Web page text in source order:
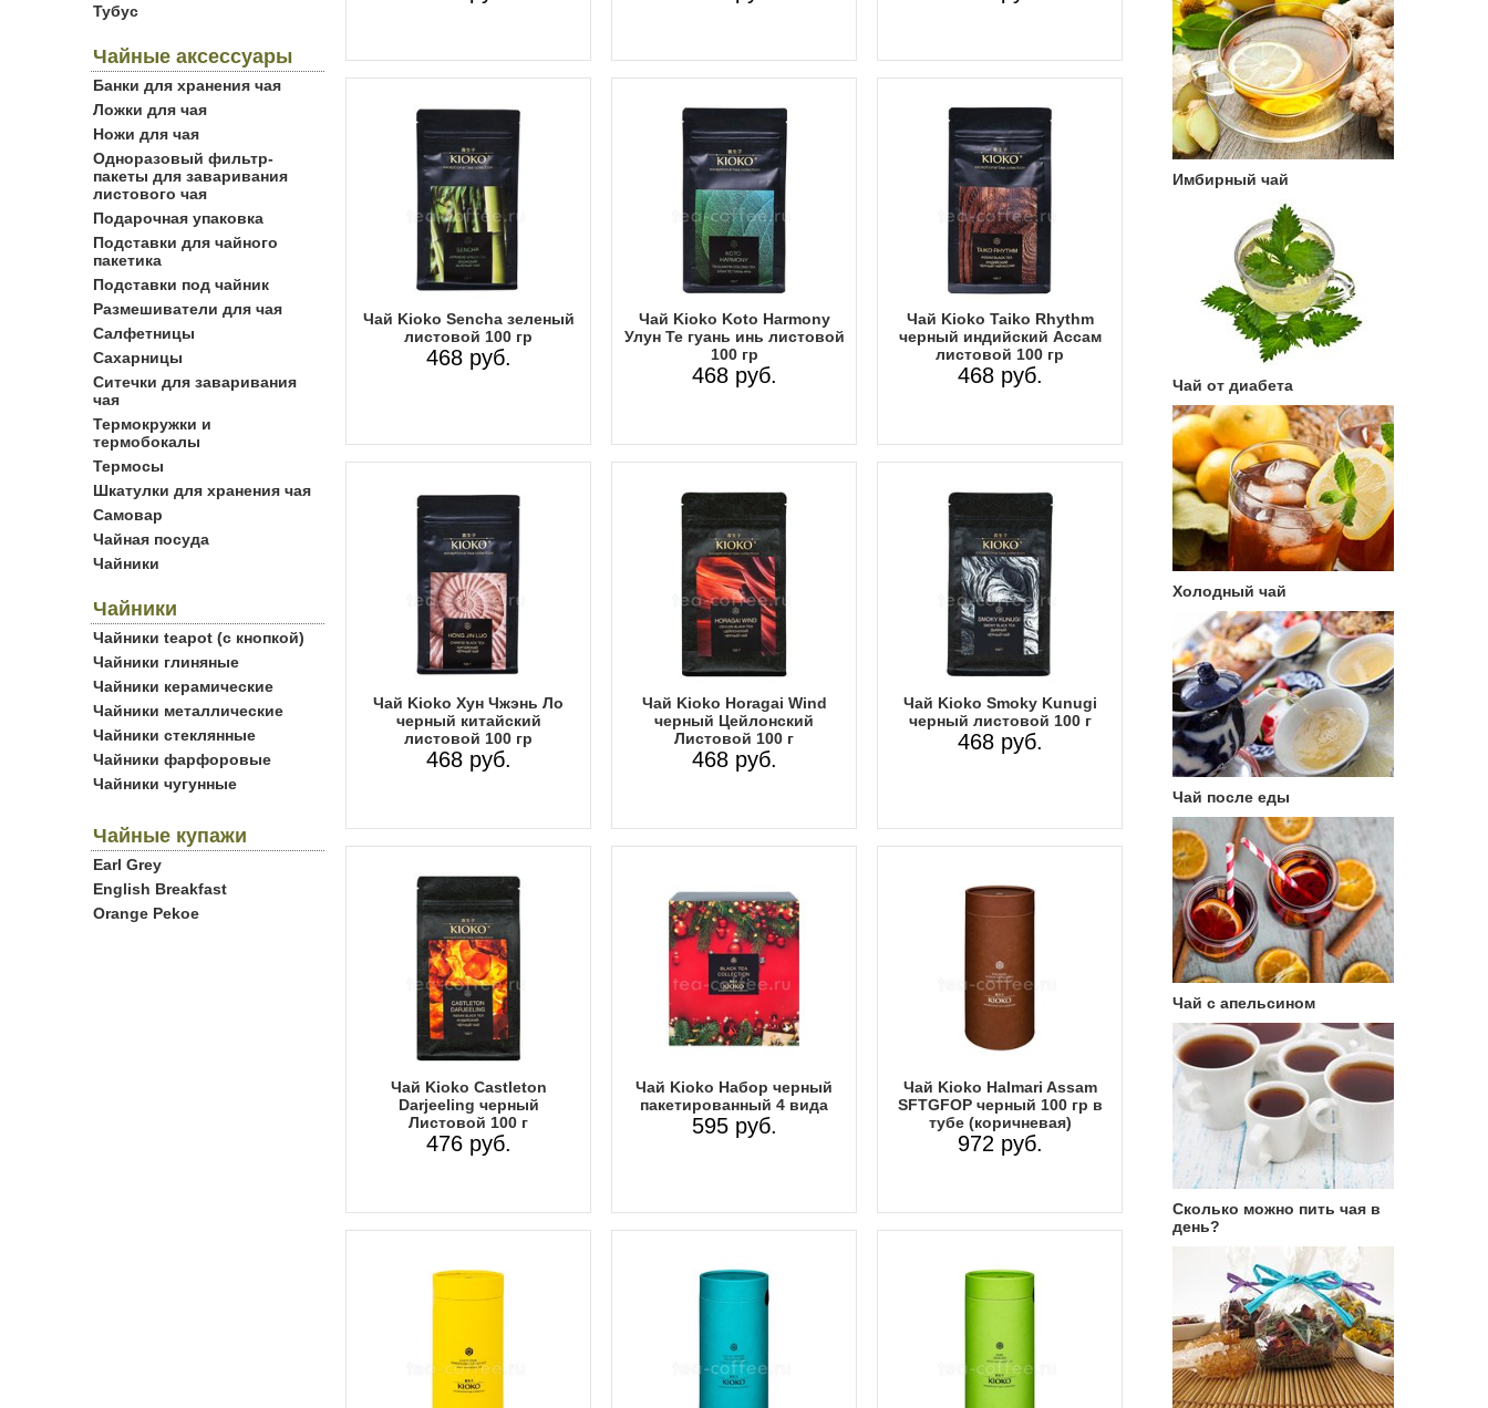
Тубус
Чайные аксессуары
Банки для хранения чая
Ложки для чая
Ножи для чая
Одноразовый фильтр-
пакеты для заваривания
листового чая
Подарочная упаковка
Подставки для чайного
пакетика
Подставки под чайник
Размешиватели для чая
Салфетницы
Сахарницы
Ситечки для заваривания
чая
Термокружки и
термобокалы
Термосы
Шкатулки для хранения чая
Самовар
Чайная посуда
Чайники
Чайники
Чайники teapot (с кнопкой)
Чайники глиняные
Чайники керамические
Чайники металлические
Чайники стеклянные
Чайники фарфоровые
Чайники чугунные
Чайные купажи
Earl Grey
English Breakfast
Orange Pekoe
Чай Kioko Sencha зеленый
листовой 100 гр
468 руб.
Чай Kioko Koto Harmony
Улун Те гуань инь листовой
100 гр
468 руб.
Чай Kioko Taiko Rhythm
черный индийский Ассам
листовой 100 гр
468 руб.
Чай Kioko Хун Чжэнь Ло
черный китайский
листовой 100 гр
468 руб.
Чай Kioko Horagai Wind
черный Цейлонский
Листовой 100 г
468 руб.
Чай Kioko Smoky Kunugi
черный листовой 100 г
468 руб.
Чай Kioko Castleton
Darjeeling черный
Листовой 100 г
476 руб.
Чай Kioko Набор черный
пакетированный 4 вида
595 руб.
Чай Kioko Halmari Assam
SFTGFOP черный 100 гр в
тубе (коричневая)
972 руб.
Имбирный чай
Чай от диабета
Холодный чай
Чай после еды
Чай с апельсином
Сколько можно пить чая в
день?